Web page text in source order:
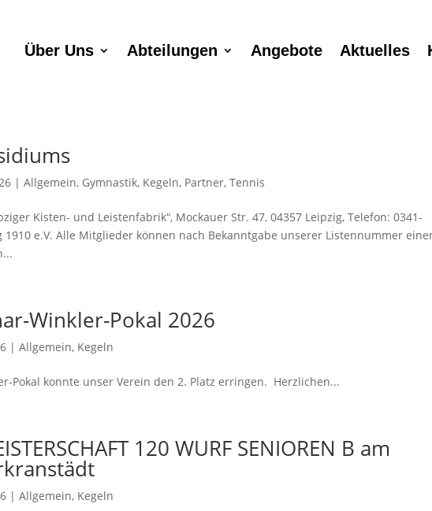
Über Uns Abteilungen Angebote Aktuelles
|Allgemein, Gymnastik, Kegeln, Partner,Tennis
Kisten- und Leistenfabrik“, Mockauer Str. 47, 04357 Leipzig, Telefon: 0341-
1910 e.V. Alle Mitglieder können nach Bekanntgabe unserer Listennummer
Winkler-Pokal 2026
|Allgemein, Kegeln
Pokal konnte unser Verein den 2. Platz erringen. Herzlichen...
120 WURF SENIOREN B am
|Allgemein, Kegeln